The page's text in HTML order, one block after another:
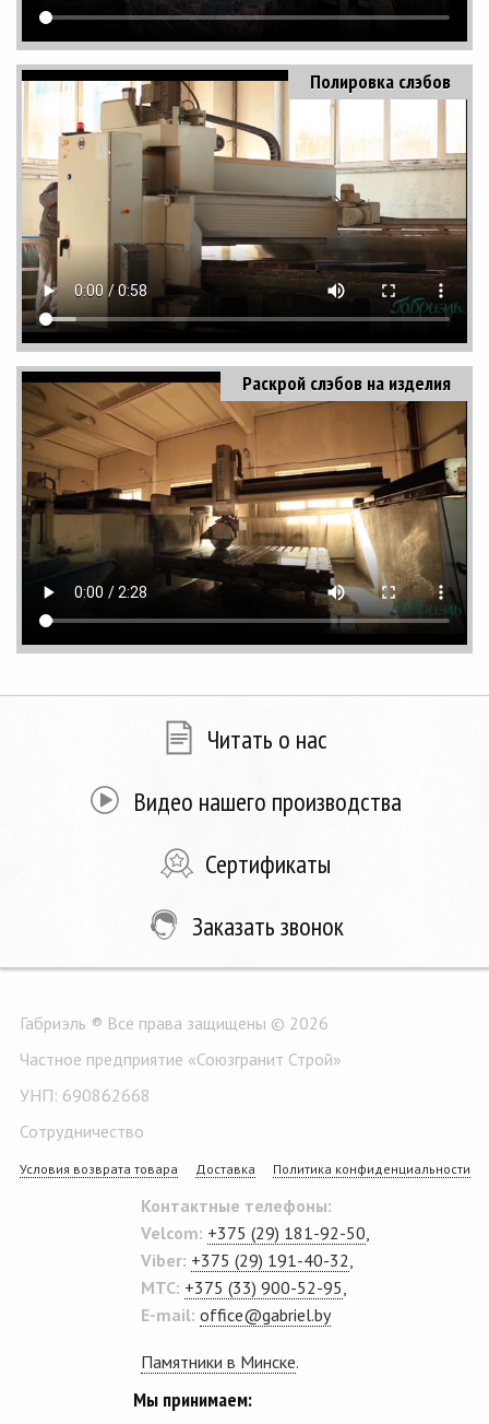
Полировка слэбов
Раскрой слэбов на изделия
Читать о нас
Видео нашего производства
Сертификаты
Заказать звонок
Габриэль ® Все права защищены © 2026
Частное предприятие «Союзгранит Строй»
УНП: 690862668
Сотрудничество
Условия возврата товара Доставка Политика конфиденциальности
Контактные телефоны:
Velcom: +375 (29) 181-92-50
Viber: +375 (29) 191-40-32
MTC: +375 (33) 900-52-95
E-mail: office@gabriel.by
Памятники в Минске.
Мы принимаем: